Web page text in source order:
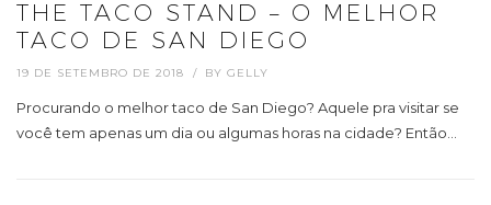
THE TACO STAND – O MELHOR
TACO DE SAN DIEGO
19 DE SETEMBRO DE 2018 BY GELLY
Procurando o melhor taco de San Diego? Aquele pra visitar se
você tem apenas um dia ou algumas horas na cidade? Então…